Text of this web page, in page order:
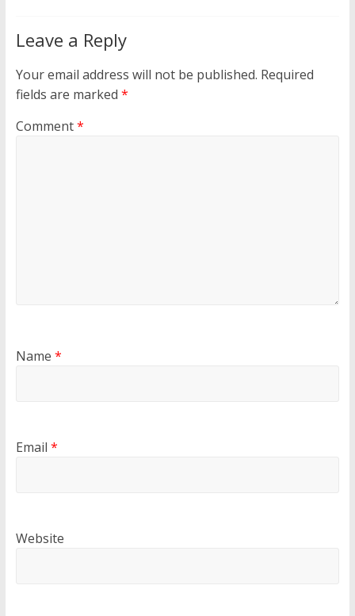
Leave a Reply
Your email address will not be published. Required
fields are marked *
Comment*
Name *
Email *
Website